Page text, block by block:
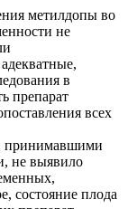
метилдопы во
не
в
препарат
всех
принимавшими
не выявило
состояние плода